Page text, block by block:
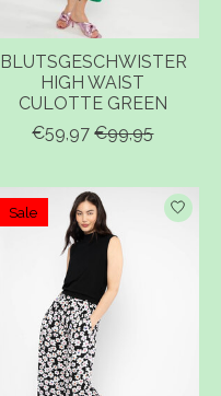
BLUTSGESCHWISTER
HIGH WAIST
CULOTTE GREEN
€59,97 €99,95
Sale